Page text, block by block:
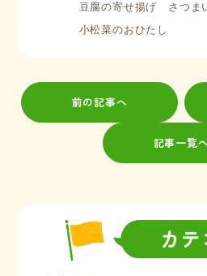
豆腐の寄せ揚げ　さつまい
小松菜のおひたし
前の記事へ
記事一覧へ